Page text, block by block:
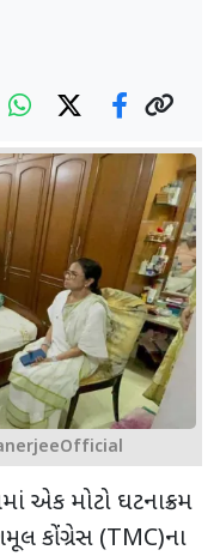
એક મોટો ઘટનાક્રમ
કોંગ્રેસ (TMC)ના